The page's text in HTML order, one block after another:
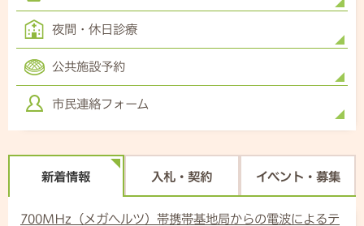
夜間・休日診療
公共施設予約
市民連絡フォーム
新着情報 入札・契約 イベント・募集
700MHz（メガヘルツ）帯携帯基地局からの電波によるテ